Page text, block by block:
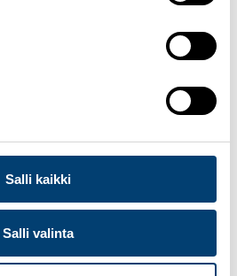
Salli kaikki
Salli valinta
Koulutus,Lapset ja nuoret,
hiihtokoulu